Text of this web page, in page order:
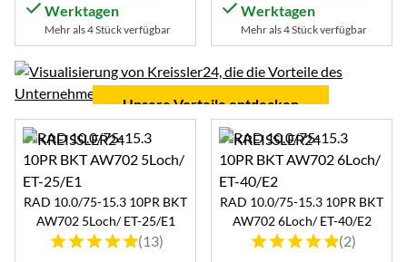
Werktagen
Mehr als 4 Stück verfügbar
Werktagen
Mehr als 4 Stück verfügbar
Unsere Vorteile entdecken
RAD 10.0/75-15.3 10PR BKT
AW702 5Loch/ ET-25/E1
Bewertung: 5 von 5 (13 Bewertungen)
(13)
RAD 10.0/75-15.3 10PR BKT
AW702 6Loch/ ET-40/E2
Bewertung: 5 von 5 (2
(2)